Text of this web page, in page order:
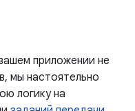
приложении не
мы настоятельно
логику на